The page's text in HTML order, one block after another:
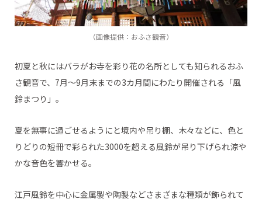
（画像提供：おふさ観音）
初夏と秋にはバラがお寺を彩り花の名所としても知られるおふ
さ観音で、7月～9月末までの3カ月間にわたり開催される「風
鈴まつり」。
夏を無事に過ごせるようにと境内や吊り棚、木々などに、色と
りどりの短冊で彩られた3000を超える風鈴が吊り下げられ涼や
かな音色を響かせる。
江戸風鈴を中心に金属製や陶製などさまざまな種類が飾られて